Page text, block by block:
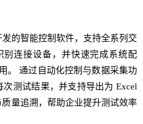
的智能控制软件，支持全系列交
连接设备，并快速完成系统配
。 通过自动化控制与数据采集功
次测试结果，并支持导出为 Excel
量追溯，帮助企业提升测试效率